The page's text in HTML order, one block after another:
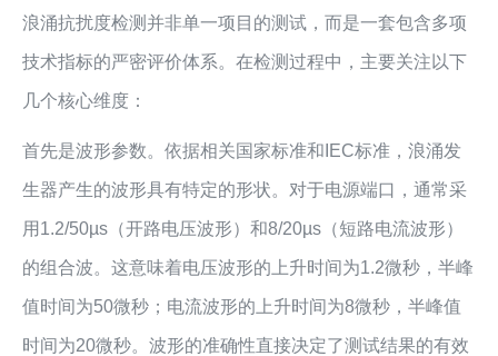
浪涌抗扰度检测并非单一项目的测试，而是一套包含多项
技术指标的严密评价体系。在检测过程中，主要关注以下
几个核心维度：
首先是波形参数。依据相关国家标准和IEC标准，浪涌发
生器产生的波形具有特定的形状。对于电源端口，通常采
用1.2/50µs（开路电压波形）和8/20µs（短路电流波形）
的组合波。这意味着电压波形的上升时间为1.2微秒，半峰
值时间为50微秒；电流波形的上升时间为8微秒，半峰值
时间为20微秒。波形的准确性直接决定了测试结果的有效